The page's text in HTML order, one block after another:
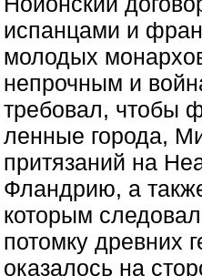
испанцами и
молодых
непрочным и
требовал, чтобы
ленные города,
притязаний на
Фландрию, а
которым
потомку древних
оказалось на